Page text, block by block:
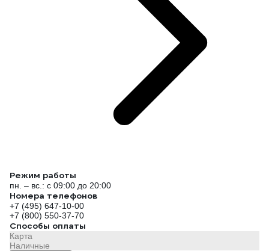
Режим работы
пн. – вс.: с 09:00 до 20:00
Номера телефонов
+7 (495) 647-10-00
+7 (800) 550-37-70
Способы оплаты
Карта
Наличные